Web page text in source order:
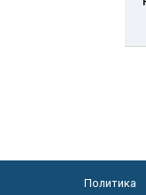
Политика